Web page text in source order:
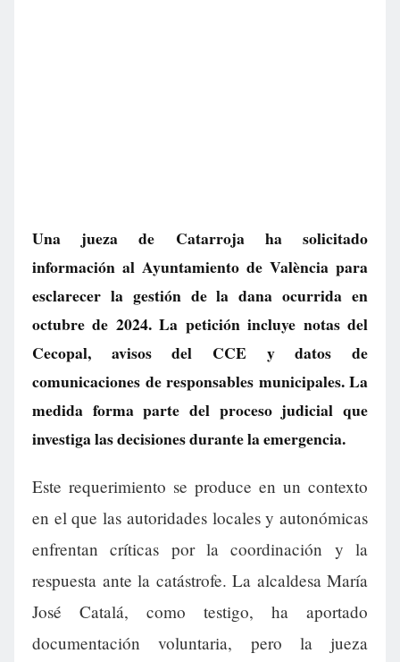
Una jueza de Catarroja ha solicitado
información al Ayuntamiento de València para
esclarecer la gestión de la dana ocurrida en
octubre de 2024. La petición incluye notas del
Cecopal, avisos del CCE y datos de
comunicaciones de responsables municipales. La
medida forma parte del proceso judicial que
investiga las decisiones durante la emergencia.
Este requerimiento se produce en un contexto
en el que las autoridades locales y autonómicas
enfrentan críticas por la coordinación y la
respuesta ante la catástrofe. La alcaldesa María
José Catalá, como testigo, ha aportado
documentación voluntaria, pero la jueza